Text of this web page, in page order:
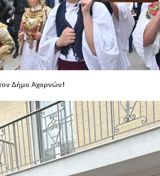
Δήμο Αχαρνών!